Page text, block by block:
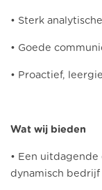
• Sterk
• Goede
• Proactief,
Wat wij bieden
• Een
dynamisch bedrijf